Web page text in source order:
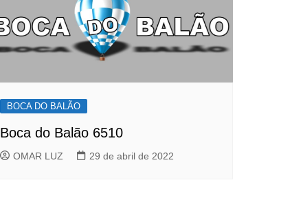
BOCA DO BALÃO
Boca do Balão 6510
OMAR LUZ 29 de abril de 2022